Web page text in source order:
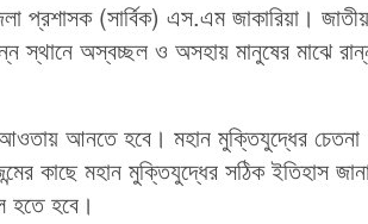
প্রশাসক (সার্বিক) এস.এম জাকারিয়া।
স্থানে অস্বচ্ছল ও অসহায় মানুষের মাঝে
আওতায় আনতে হবে। মহান মুক্তিযুদ্ধের চেতনা
কাছে মহান মুক্তিযুদ্ধের সঠিক ইতিহাস
হতে হবে।